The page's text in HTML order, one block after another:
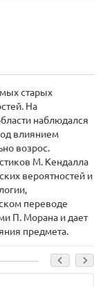
старых
На
наблюдался
влиянием
возрос.
М. Кендалла
вероятностей и
переводе
П. Морана и дает
предмета.